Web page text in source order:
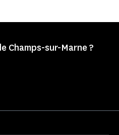
Champs-sur-Marne ?